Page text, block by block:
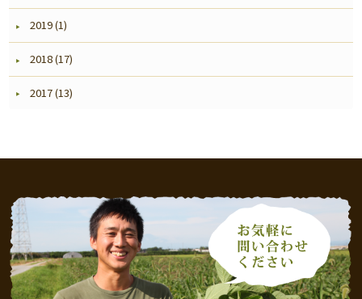
2019 (1)
2018 (17)
2017 (13)